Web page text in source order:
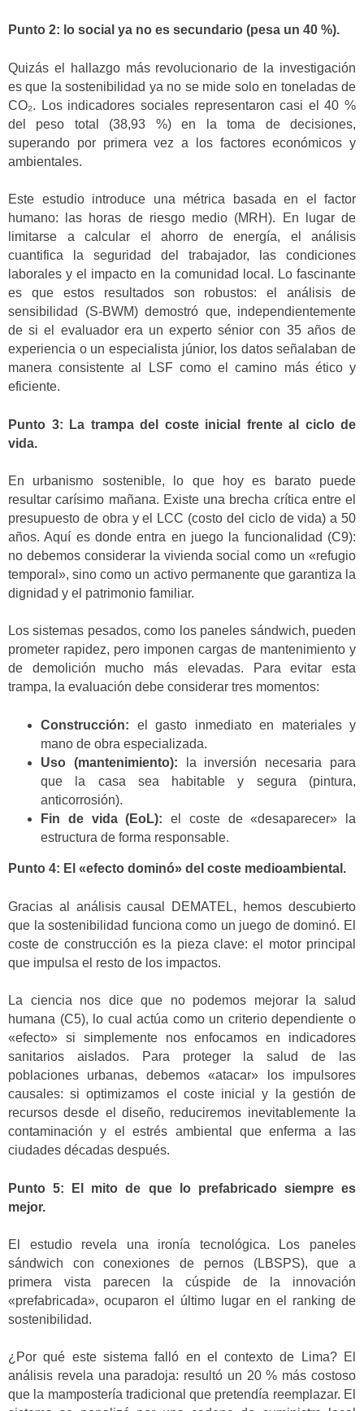
Punto 2: lo social ya no es secundario (pesa un 40 %).
Quizás el hallazgo más revolucionario de la investigación
es que la sostenibilidad ya no se mide solo en toneladas de
CO₂. Los indicadores sociales representaron casi el 40 %
del peso total (38,93 %) en la toma de decisiones,
superando por primera vez a los factores económicos y
ambientales.
Este estudio introduce una métrica basada en el factor
humano: las horas de riesgo medio (MRH). En lugar de
limitarse a calcular el ahorro de energía, el análisis
cuantifica la seguridad del trabajador, las condiciones
laborales y el impacto en la comunidad local. Lo fascinante
es que estos resultados son robustos: el análisis de
sensibilidad (S-BWM) demostró que, independientemente
de si el evaluador era un experto sénior con 35 años de
experiencia o un especialista júnior, los datos señalaban de
manera consistente al LSF como el camino más ético y
eficiente.
Punto 3: La trampa del coste inicial frente al ciclo de
vida.
En urbanismo sostenible, lo que hoy es barato puede
resultar carísimo mañana. Existe una brecha crítica entre el
presupuesto de obra y el LCC (costo del ciclo de vida) a 50
años. Aquí es donde entra en juego la funcionalidad (C9):
no debemos considerar la vivienda social como un «refugio
temporal», sino como un activo permanente que garantiza la
dignidad y el patrimonio familiar.
Los sistemas pesados, como los paneles sándwich, pueden
prometer rapidez, pero imponen cargas de mantenimiento y
de demolición mucho más elevadas. Para evitar esta
trampa, la evaluación debe considerar tres momentos:
Construcción: el gasto inmediato en materiales y
mano de obra especializada.
Uso (mantenimiento): la inversión necesaria para
que la casa sea habitable y segura (pintura,
anticorrosión).
Fin de vida (EoL): el coste de «desaparecer» la
estructura de forma responsable.
Punto 4: El «efecto dominó» del coste medioambiental.
Gracias al análisis causal DEMATEL, hemos descubierto
que la sostenibilidad funciona como un juego de dominó. El
coste de construcción es la pieza clave: el motor principal
que impulsa el resto de los impactos.
La ciencia nos dice que no podemos mejorar la salud
humana (C5), lo cual actúa como un criterio dependiente o
«efecto» si simplemente nos enfocamos en indicadores
sanitarios aislados. Para proteger la salud de las
poblaciones urbanas, debemos «atacar» los impulsores
causales: si optimizamos el coste inicial y la gestión de
recursos desde el diseño, reduciremos inevitablemente la
contaminación y el estrés ambiental que enferma a las
ciudades décadas después.
Punto 5: El mito de que lo prefabricado siempre es
mejor.
El estudio revela una ironía tecnológica. Los paneles
sándwich con conexiones de pernos (LBSPS), que a
primera vista parecen la cúspide de la innovación
«prefabricada», ocuparon el último lugar en el ranking de
sostenibilidad.
¿Por qué este sistema falló en el contexto de Lima? El
análisis revela una paradoja: resultó un 20 % más costoso
que la mampostería tradicional que pretendía reemplazar. El